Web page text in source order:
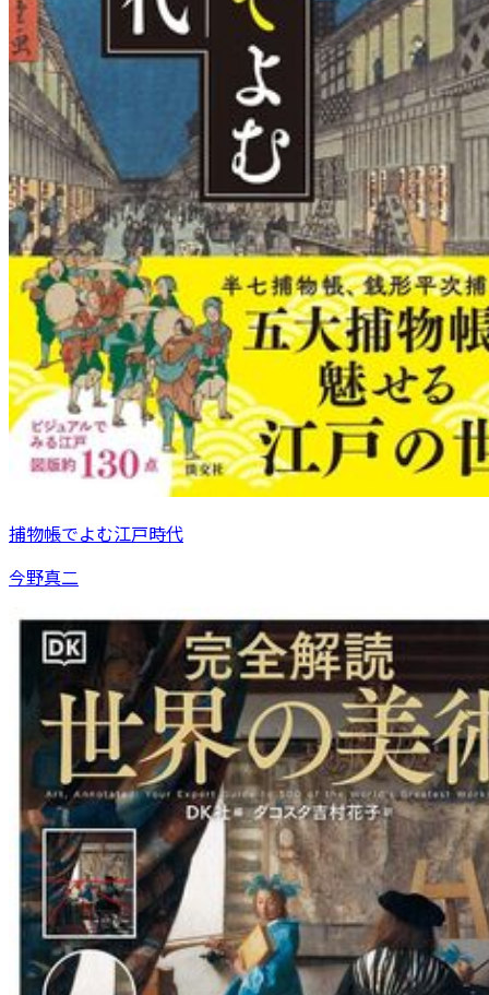
捕物帳でよむ江戸時代
今野真二